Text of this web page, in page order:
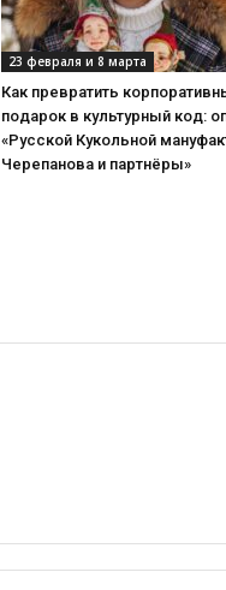
23 февраля и 8 марта
Как превратить
подарок в культурный код:
«Русской Кукольной
Черепанова и партнёры»